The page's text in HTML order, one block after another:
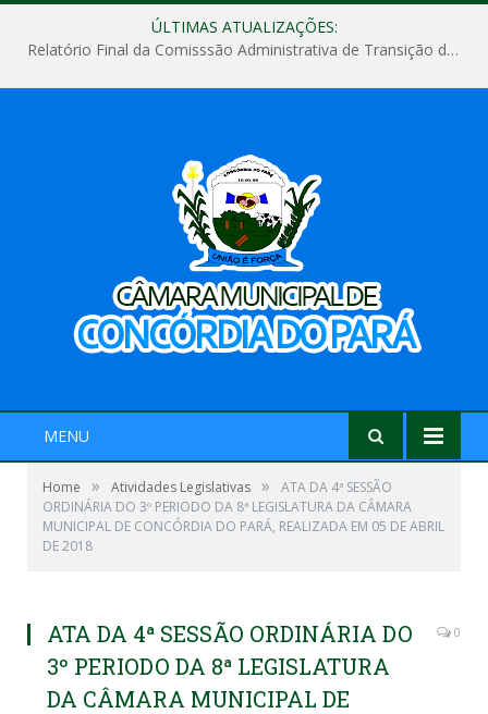
ÚLTIMAS ATUALIZAÇÕES:
Relatório Final da Comisssão Administrativa de Transição de Mandato do Poder Legislativo do Município de Concórdia do Pará
MENU
Home » Atividades Legislativas »
ATA DA 4ª SESSÃO
ORDINÁRIA DO 3º PERIODO DA 8ª LEGISLATURA DA CÂMARA
MUNICIPAL DE CONCÓRDIA DO PARÁ, REALIZADA EM 05 DE ABRIL
DE 2018
ATA DA 4ª SESSÃO ORDINÁRIA DO
3º PERIODO DA 8ª LEGISLATURA
DA CÂMARA MUNICIPAL DE
0